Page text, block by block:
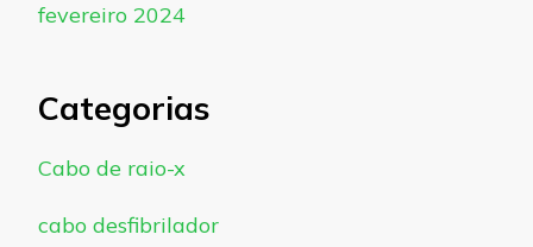
fevereiro 2024
Categorias
Cabo de raio-x
cabo desfibrilador